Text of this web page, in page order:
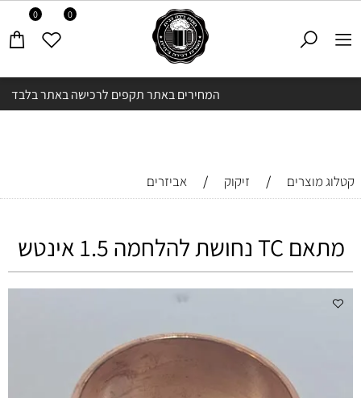
המחירים באתר תקפים לרכישה באתר בלבד
0 0
קטלוג מוצרים / זיקוק / אביזרים
מתאם TC נחושת להלחמה 1.5 אינטש